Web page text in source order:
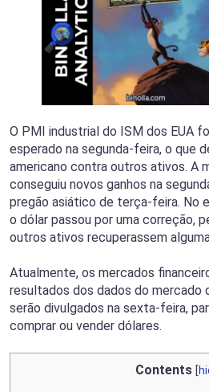
O PMI industrial do ISM dos EUA
esperado na segunda-feira, o que
americano contra outros ativos. A
conseguiu novos ganhos na
pregão asiático de terça-feira. No
o dólar passou por uma correção,
outros ativos recuperassem
Atualmente, os mercados
resultados dos dados do mercado
serão divulgados na sexta-feira,
comprar ou vender dólares.
Contents [